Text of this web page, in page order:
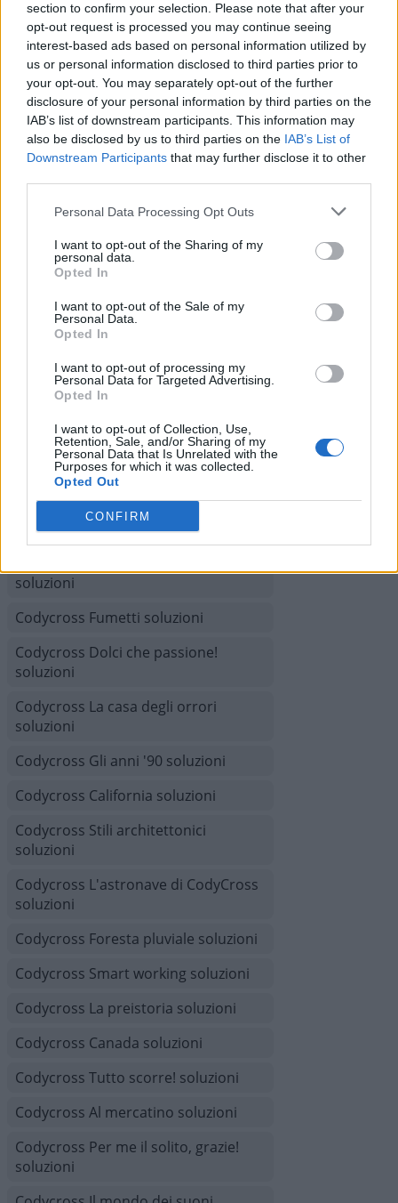
section to confirm your selection. Please note that after your
opt-out request is processed you may continue seeing
interest-based ads based on personal information utilized by
us or personal information disclosed to third parties prior to
your opt-out. You may separately opt-out of the further
disclosure of your personal information by third parties on the
IAB’s list of downstream participants. This information may
also be disclosed by us to third parties on the IAB’s List of
Downstream Participants that may further disclose it to other
Personal Data Processing Opt Outs
I want to opt-out of the Sharing of my
personal data.
Opted In
I want to opt-out of the Sale of my
Personal Data.
Opted In
I want to opt-out of processing my
Personal Data for Targeted Advertising.
Opted In
I want to opt-out of Collection, Use,
Retention, Sale, and/or Sharing of my
Personal Data that Is Unrelated with the
Purposes for which it was collected.
Opted Out
CONFIRM
Codycross Tour del Brasile soluzioni
Codycross Anni Ottanta soluzioni
Codycross Alle terme soluzioni
Codycross In campeggio soluzioni
Codycross Viaggio in Spagna
Codycross Mondo Fantasy soluzioni
Codycross Arti dello Spettacolo
soluzioni
Codycross Esplorando lo Spazio
soluzioni
Codycross Giochi soluzioni
Codycross Mesopotamia soluzioni
Codycross Città del Futuro soluzioni
Codycross Australia soluzioni
Codycross Isola del tesoro soluzioni
soluzioni
Codycross Fumetti soluzioni
Codycross Dolci che passione!
soluzioni
Codycross La casa degli orrori
soluzioni
Codycross Gli anni '90 soluzioni
Codycross California soluzioni
Codycross Stili architettonici
soluzioni
Codycross L'astronave di CodyCross
soluzioni
Codycross Foresta pluviale soluzioni
Codycross Smart working soluzioni
Codycross La preistoria soluzioni
Codycross Canada soluzioni
Codycross Tutto scorre! soluzioni
Codycross Al mercatino soluzioni
Codycross Per me il solito, grazie!
soluzioni